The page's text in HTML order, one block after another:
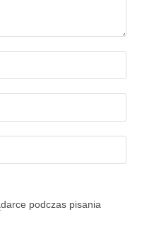
podczas pisania